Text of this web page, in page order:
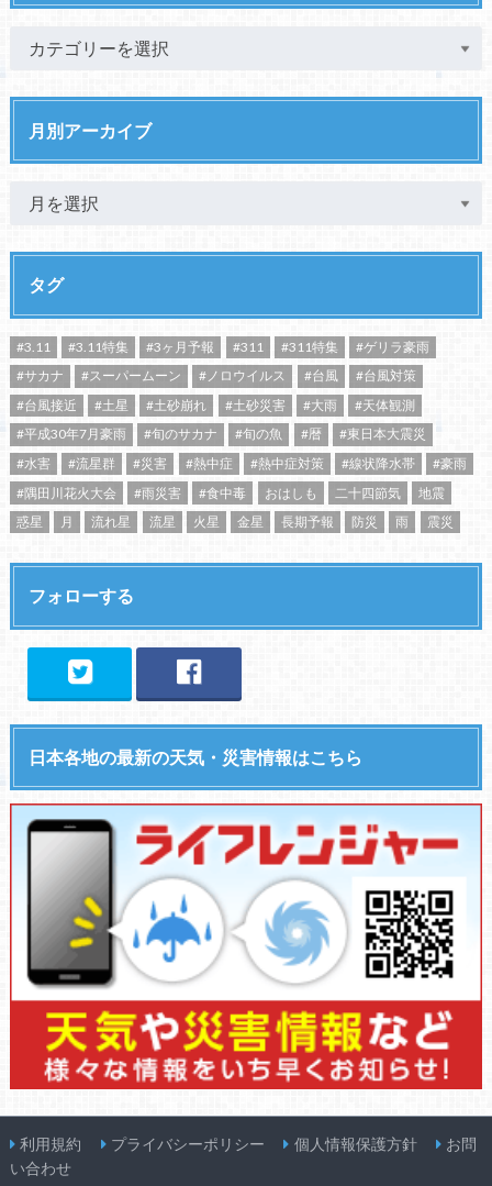
月別アーカイブ
タグ
#3.11 #3.11特集 #3ヶ月予報 #311 #311特集
#ゲリラ豪雨
#サカナ
#スーパームーン #ノロウイルス #台風
#台風対策
#台風接近
#土星 #土砂崩れ #土砂災害 #大雨
#天体観測
#平成30年7月豪雨
#旬のサカナ #旬の魚 #暦
#東日本大震災
#水害
#流星群 #災害 #熱中症 #熱中症対策 #線状降水帯
#豪雨
#隅田川花火大会
#雨災害 #食中毒 おはしも 二十四節気
地震
惑星
月 流れ星 流星 火星 金星 長期予報 防災 雨 震災
フォローする
日本各地の最新の天気・災害情報はこちら
利用規約 プライバシーポリシー 個人情報保護方針
お問
い合わせ